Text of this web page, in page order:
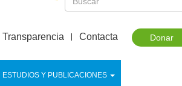
Donar
ESTUDIOS Y PUBLICACIONES
Transparencia Contacta